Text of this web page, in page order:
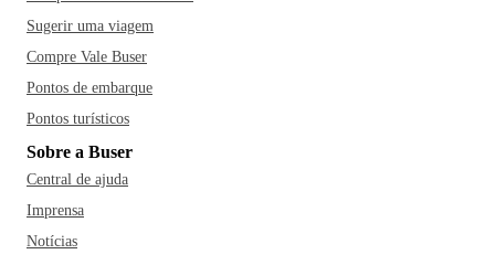
Sugerir uma viagem
Compre Vale Buser
Pontos de embarque
Pontos turísticos
Sobre a Buser
Central de ajuda
Imprensa
Notícias